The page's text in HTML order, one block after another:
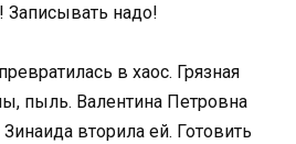
Записывать надо!
в хаос. Грязная
пыль. Валентина Петровна
вторила ей. Готовить